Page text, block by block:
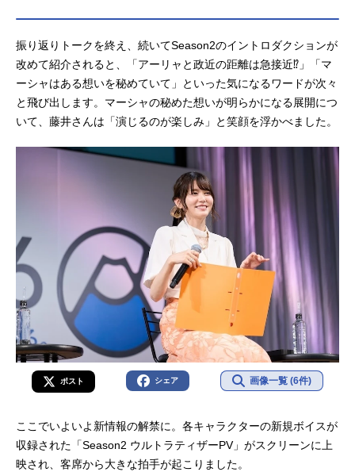
振り返りトークを終え、続いてSeason2のイントロダクションが
改めて紹介されると、「アーリャと政近の距離は急接近⁉」「マ
ーシャはある想いを秘めていて」といった気になるワードが次々
と飛び出します。マーシャの秘めた想いが明らかになる展開につ
いて、藤井さんは「演じるのが楽しみ」と笑顔を浮かべました。
ポスト シェア 画像一覧 (6件)
ここでいよいよ新情報の解禁に。各キャラクターの新規ボイスが
収録された「Season2 ウルトラティザーPV」がスクリーンに上
映され、客席から大きな拍手が起こりました。